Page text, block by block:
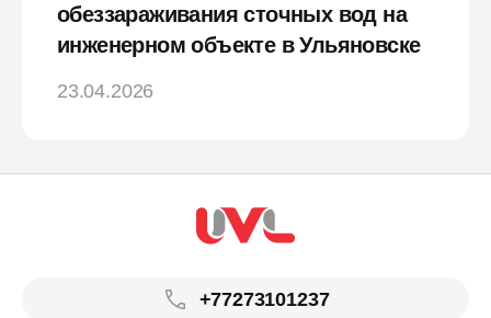
обеззараживания сточных вод на
инженерном объекте в Ульяновске
23.04.2026
+77273101237